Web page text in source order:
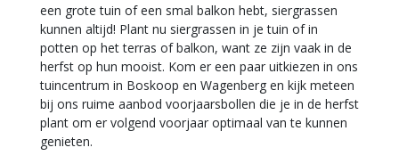
een grote tuin of een smal balkon hebt, siergrassen
kunnen altijd! Plant nu siergrassen in je tuin of in
potten op het terras of balkon, want ze zijn vaak in de
herfst op hun mooist. Kom er een paar uitkiezen in ons
tuincentrum in Boskoop en Wagenberg en kijk meteen
bij ons ruime aanbod voorjaarsbollen die je in de herfst
plant om er volgend voorjaar optimaal van te kunnen
genieten.